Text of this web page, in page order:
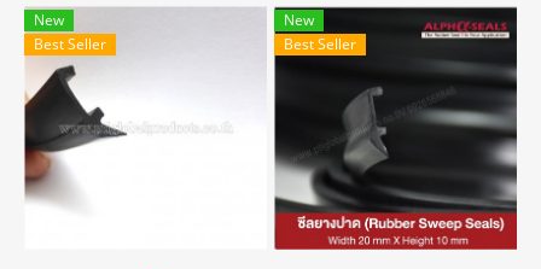
New
Best Seller
New
Best Seller